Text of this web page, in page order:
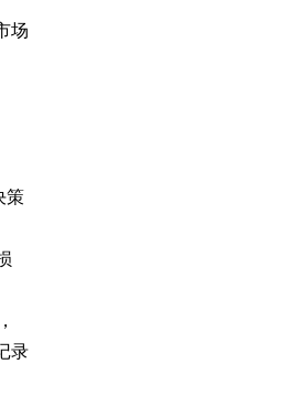
场
策
录